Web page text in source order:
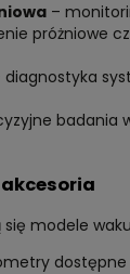
–
próżniowe
diagnostyka
badania
się modele
dostępne